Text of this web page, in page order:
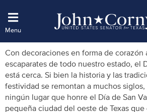
Con decoraciones en forma de corazón
escaparates de todo nuestro estado, el
está cerca. Si bien la historia y las
festividad se remontan a muchos
ningún lugar que honre el Día de San
pequeña ciudad del oeste de Texas